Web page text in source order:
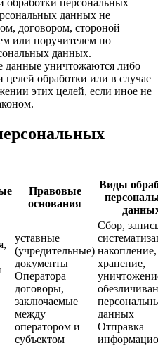
данных не
договором, стороной
или поручителем по
данных.
данные уничтожаются либо
обработки или в случае
этих целей, если иное не
Правовые
основания
Виды
уставные
(учредительные)
документы
Оператора
договоры,
заключаемые
между
оператором и
субъектом
Сбор,
накопление,
хранение,
данных
Отправка